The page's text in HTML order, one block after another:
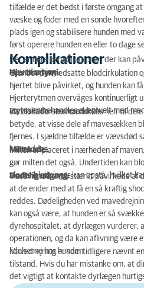
tilfælde er det bedst i første omgang
væske og foder med en sonde
plads igen og stabilisere hunden med
først operere hunden en eller to dage
Komplikationer
Der er flere komplikationer, der kan
mavedrejning.
Hjerteartymi:
Grundet den nedsatte blodcirkulation
hjertet blive påvirket, og hunden kan
Hjerterytmen overvåges kontinuerligt
arytmien behandles eventuelt med
Vævsskade i mavesækken:
Da blodtilførslen kan lukkes helt til
betyde, at visse dele af mavesækken
fjernes. I sjældne tilfælde er vævsdød
kan reddes.
Miltskade:
Milten er placeret i nærheden af
gør milten det også. Undertiden kan
akutte blødninger kan opstå, hvilket
Dødelig udgang:
Visse hunde er så stærkt påvirkede af
at de ender med at få en så kraftig
reddes. Dødeligheden ved
kan også være, at hunden er så
dyrehospitalet, at dyrlægen vurderer,
operationen, og da kan aflivning være
lidelserne hos hunden.
Mavedrejning er som tidligere nævnt
tilstand. Hvis du har mistanke om, at
det vigtigt at kontakte dyrlægen